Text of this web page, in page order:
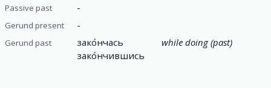
Passive past -
Gerund present -
Gerund past
зако́нчась
зако́нчившись
while doing (past)